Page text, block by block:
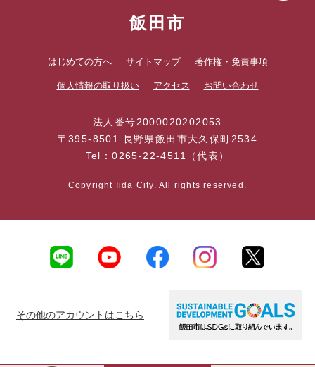
飯田市
はじめての方へ サイトマップ 著作権・免責事項
個人情報の取り扱い アクセス お問い合わせ
法人番号2000020202053
〒395-8501 長野県飯田市大久保町2534
Tel：0265-22-4511（代表）
Copyright Iida City. All rights reserved.
その他のアカウントはこちら